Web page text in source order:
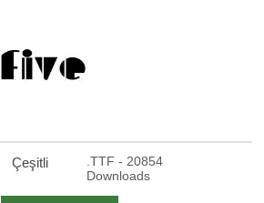
Çeşitli
.TTF - 20854
Downloads